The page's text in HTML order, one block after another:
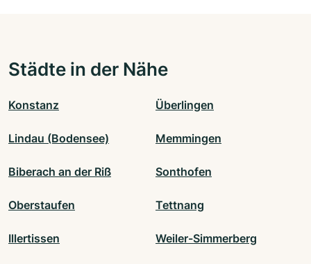
Städte in der Nähe
Konstanz Überlingen
Lindau (Bodensee) Memmingen
Biberach an der Riß Sonthofen
Oberstaufen Tettnang
Illertissen Weiler-Simmerberg